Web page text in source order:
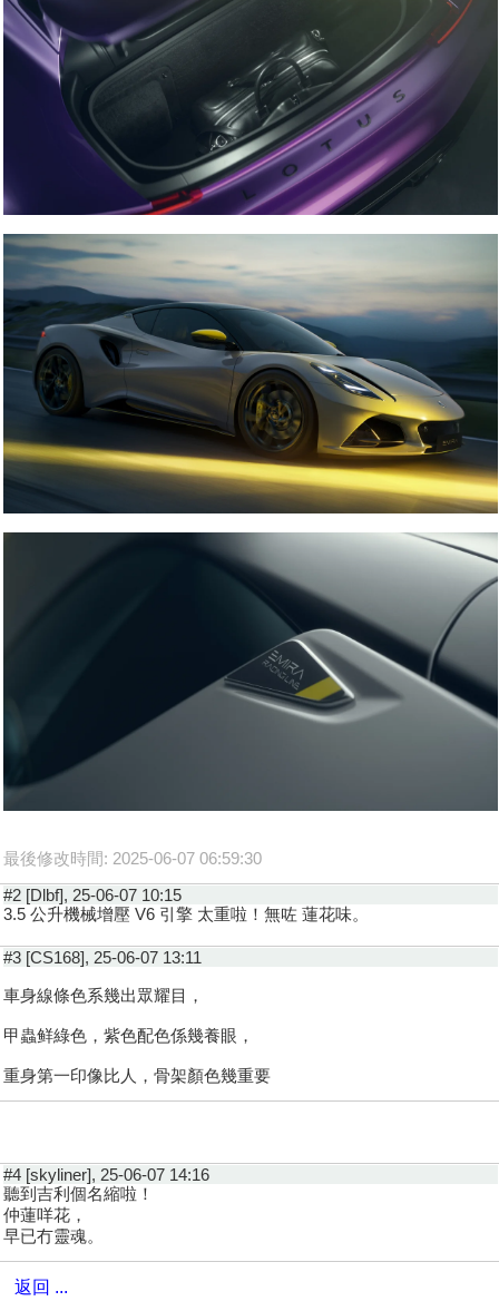
最後修改時間: 2025-06-07 06:59:30
#2 [Dlbf], 25-06-07 10:15
3.5 公升機械增壓 V6 引擎 太重啦！無咗 蓮花味。
#3 [CS168], 25-06-07 13:11
車身線條色系幾出眾耀目，
甲蟲鲜綠色，紫色配色係幾養眼，
重身第一印像比人，骨架顏色幾重要
#4 [skyliner], 25-06-07 14:16
聽到吉利個名縮啦！
仲蓮咩花，
早已冇靈魂。
返回 ...